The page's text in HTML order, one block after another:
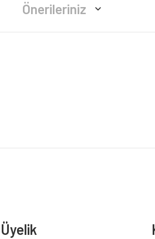
Önerileriniz
Üyelik